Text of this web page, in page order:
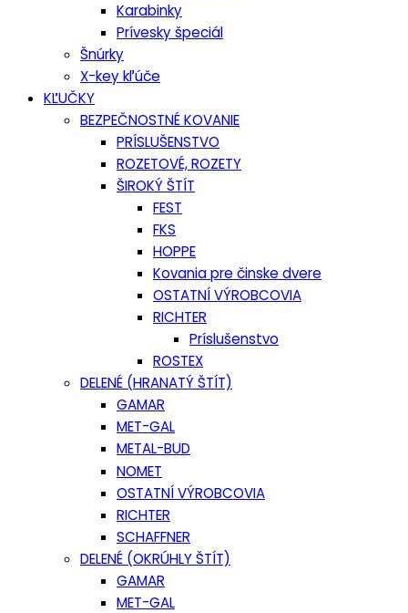
Karabinky
Prívesky špeciál
Šnúrky
X-key kľúče
KĽUČKY
BEZPEČNOSTNÉ KOVANIE
PRÍSLUŠENSTVO
ROZETOVÉ, ROZETY
ŠIROKÝ ŠTÍT
FEST
FKS
HOPPE
Kovania pre činske dvere
OSTATNÍ VÝROBCOVIA
RICHTER
Príslušenstvo
ROSTEX
DELENÉ (HRANATÝ ŠTÍT)
GAMAR
MET-GAL
METAL-BUD
NOMET
OSTATNÍ VÝROBCOVIA
RICHTER
SCHAFFNER
DELENÉ (OKRÚHLY ŠTÍT)
GAMAR
MET-GAL